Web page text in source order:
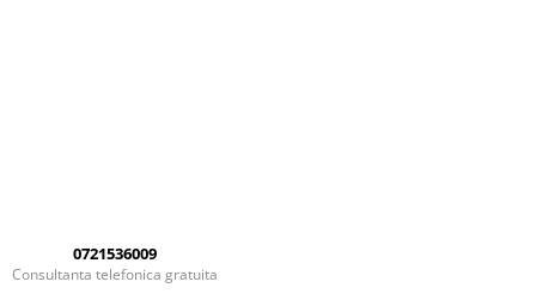
0721536009
Consultanta telefonica gratuita